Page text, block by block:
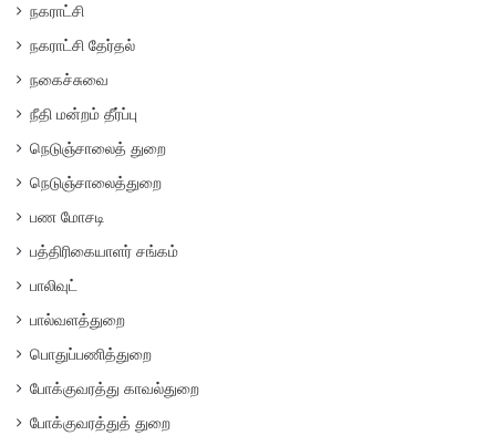
நகராட்சி
நகராட்சி தேர்தல்
நகைச்சுவை
நீதி மன்றம் தீர்ப்பு
நெடுஞ்சாலைத் துறை
நெடுஞ்சாலைத்துறை
பண மோசடி
பத்திரிகையாளர் சங்கம்
பாலிவுட்
பால்வளத்துறை
பொதுப்பணித்துறை
போக்குவரத்து காவல்துறை
போக்குவரத்துத் துறை